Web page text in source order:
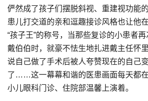
俨然成了孩子们摆脱斜视、重建视功能
患儿打交道的亲和逗趣接诊风格也让他
“孩子王”的称号，当那些复诊的小患者
戴伯伯时，就豪不怯生地扎进戴主任怀
说自己做了手术后被人夸赞现在的自己
了……这一幕幕和谐的医患画面每天都
小儿眼科门诊、住院部温馨上演着。